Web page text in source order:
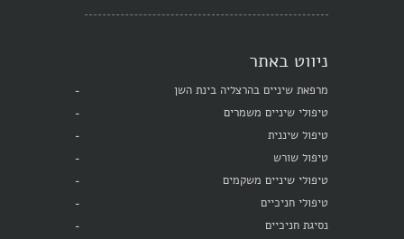
ניווט באתר
מרפאת שיניים בהרצליה בינת השן
טיפולי שיניים משמרים
טיפול שיננית
טיפול שורש
טיפולי שיניים משקמים
טיפולי חניכיים
נסיגת חניכיים